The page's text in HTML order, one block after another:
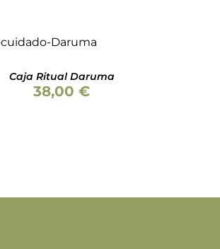
CARRITO
/
Caja Ritual Daruma
38,00 €